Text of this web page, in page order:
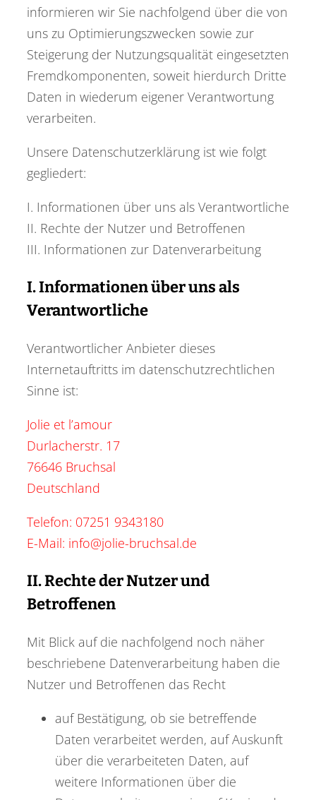
informieren wir Sie nachfolgend über die von
uns zu Optimierungszwecken sowie zur
Steigerung der Nutzungsqualität eingesetzten
Fremdkomponenten, soweit hierdurch Dritte
Daten in wiederum eigener Verantwortung
verarbeiten.
Unsere Datenschutzerklärung ist wie folgt
gegliedert:
I. Informationen über uns als Verantwortliche
II. Rechte der Nutzer und Betroffenen
III. Informationen zur Datenverarbeitung
I. Informationen über uns als
Verantwortliche
Verantwortlicher Anbieter dieses
Internetauftritts im datenschutzrechtlichen
Sinne ist:
Jolie et l’amour
Durlacherstr. 17
76646 Bruchsal
Deutschland
Telefon: 07251 9343180
E-Mail: info@jolie-bruchsal.de
II. Rechte der Nutzer und
Betroffenen
Mit Blick auf die nachfolgend noch näher
beschriebene Datenverarbeitung haben die
Nutzer und Betroffenen das Recht
auf Bestätigung, ob sie betreffende
Daten verarbeitet werden, auf Auskunft
über die verarbeiteten Daten, auf
weitere Informationen über die